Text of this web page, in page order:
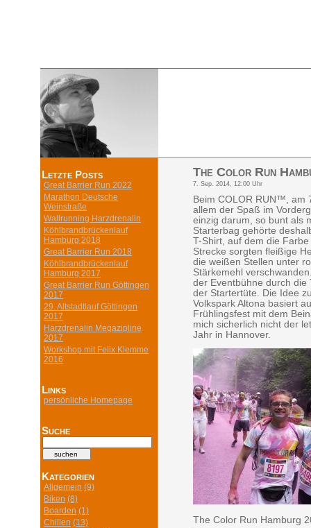
Letzte Posts
Great Barrier Run 2022
Marathon Deutsche
Weinstraße
Wallrunning Harzdrenalin
Köhlbrandbrückenlauf
Hamburg 2018
Great Barrier Run 2018
Köhlbrandbrückenlauf
Hamburg 2017
Great Barrier Run Göttingen
2017
29. Altstadtlauf Göttingen
2017
Harzdrenalin Megazipline
2017
Workshop mit Felix Klemme
2016
Links
persönliche Homepage
Suche
Kategorien
Allgemein (9)
Biken (8)
Boarden (1)
Chillen (13)
The Color Run
7. Sep. 2014, 12:00 Uhr
Beim COLOR RUN™, am
allem der Spaß im
einzig darum, so bunt als
Starterbag gehörte
T-Shirt, auf dem die
Strecke sorgten fleißige
die weißen Stellen unter
Stärkemehl
der Eventbühne durch die
der Startertüte. Die Idee
Volkspark Altona basiert
Frühlingsfest mit dem
mich sicherlich nicht der
Jahr in Hannover.
The Color Run Hamburg